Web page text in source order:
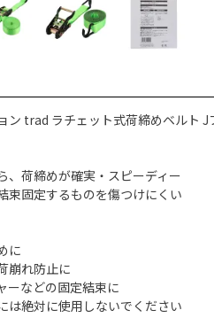
ン trad ラチェット式荷締めベルト
荷締めが確実・スピーディー
束固定するものを傷つけにくい
に
崩れ防止に
ーなどの固定結束に
は絶対に使用しないでください